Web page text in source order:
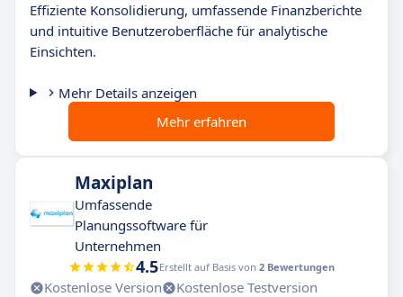
Effiziente Konsolidierung, umfassende Finanzberichte
und intuitive Benutzeroberfläche für analytische
Einsichten.
Mehr Details anzeigen
Mehr erfahren
Maxiplan
Umfassende
Planungssoftware für
Unternehmen
4.5Erstellt auf Basis von 2 Bewertungen
Kostenlose Version
Kostenlose Testversion